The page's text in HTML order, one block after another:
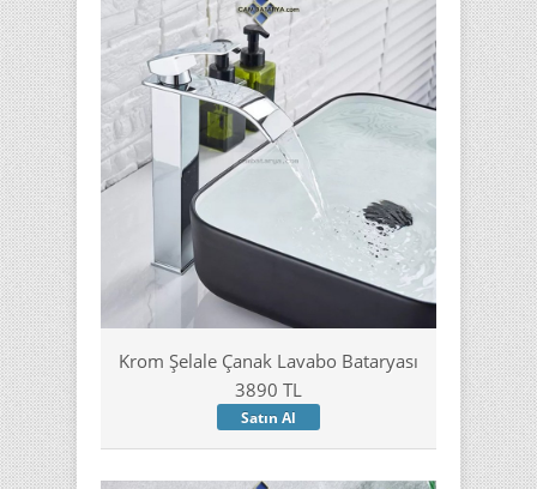
Krom Şelale Çanak Lavabo Bataryası
3890 TL
Satın Al